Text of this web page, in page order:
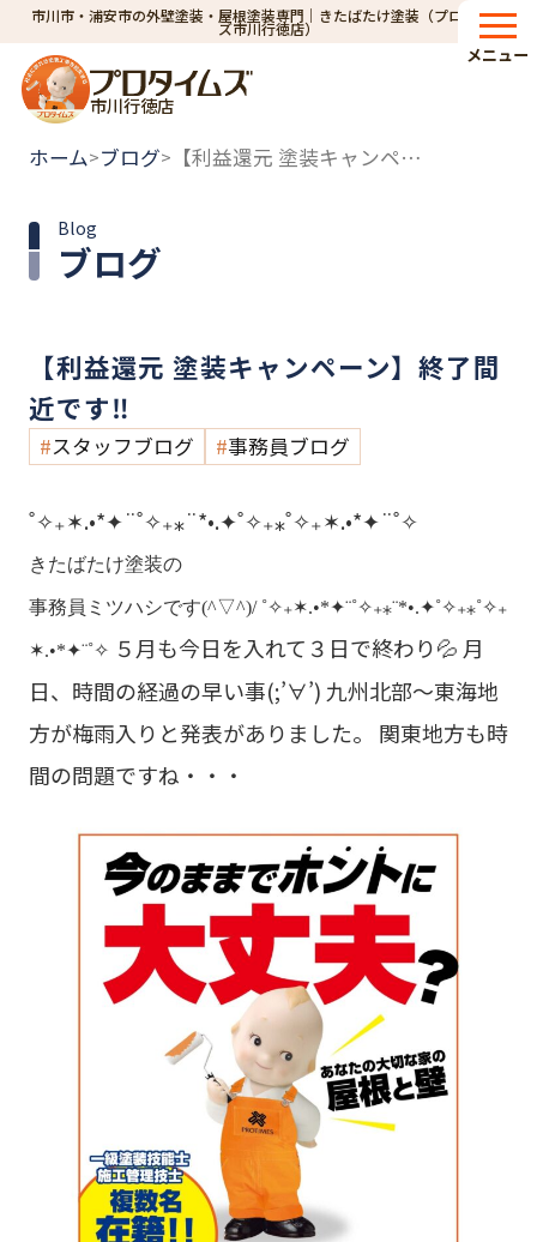
市川市・浦安市の外壁塗装・屋根塗装専門｜きたばたけ塗装（プロタイム
ズ市川行徳店）
市川行徳店
メニュー
ホーム>ブログ> 【利益還元 塗装キャンペーン】終了間近です‼
ブログ
Blog
【利益還元 塗装キャンペーン】終了間
近です‼
スタッフブログ 事務員ブログ
˚✧₊✶.•*✦¨˚✧₊⁎¨*•.✦˚✧₊⁎˚✧₊✶.•*✦¨˚✧
きたばたけ塗装の
事務員ミツハシです(^▽^)/ ˚✧₊✶.•*✦¨˚✧₊⁎¨*•.✦˚✧₊⁎˚✧₊
✶.•*✦¨˚✧ ５月も今日を入れて３日で終わり💦 月
日、時間の経過の早い事(;’∀’) 九州北部～東海地
方が梅雨入りと発表がありました。 関東地方も時
間の問題ですね・・・